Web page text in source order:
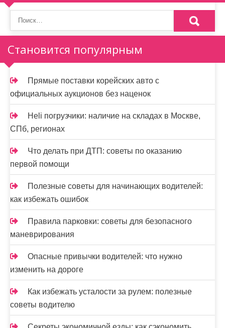
Становится популярным
Прямые поставки корейских авто с
официальных аукционов без наценок
Heli погрузчики: наличие на складах в Москве,
СПб, регионах
Что делать при ДТП: советы по оказанию
первой помощи
Полезные советы для начинающих водителей:
как избежать ошибок
Правила парковки: советы для безопасного
маневрирования
Опасные привычки водителей: что нужно
изменить на дороге
Как избежать усталости за рулем: полезные
советы водителю